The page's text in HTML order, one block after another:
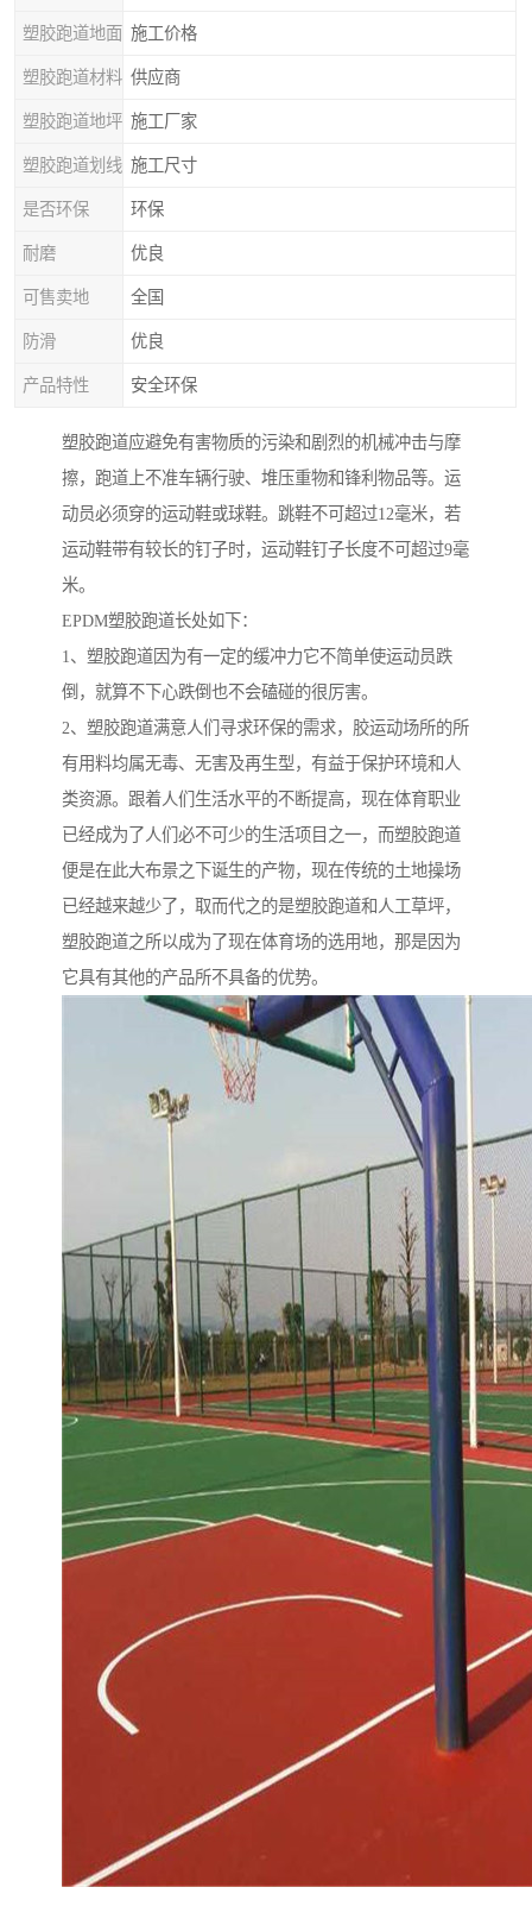
塑胶跑道地面 施工价格
塑胶跑道材料 供应商
塑胶跑道地坪 施工厂家
塑胶跑道划线 施工尺寸
是否环保 环保
耐磨 优良
可售卖地 全国
防滑 优良
产品特性 安全环保
塑胶跑道应避免有害物质的污染和剧烈的机械冲击与摩
擦，跑道上不准车辆行驶、堆压重物和锋利物品等。运
动员必须穿的运动鞋或球鞋。跳鞋不可超过12毫米，若
运动鞋带有较长的钉子时，运动鞋钉子长度不可超过9毫
米。
EPDM塑胶跑道长处如下：
1、塑胶跑道因为有一定的缓冲力它不简单使运动员跌
倒，就算不下心跌倒也不会磕碰的很厉害。
2、塑胶跑道满意人们寻求环保的需求，胶运动场所的所
有用料均属无毒、无害及再生型，有益于保护环境和人
类资源。跟着人们生活水平的不断提高，现在体育职业
已经成为了人们必不可少的生活项目之一，而塑胶跑道
便是在此大布景之下诞生的产物，现在传统的土地操场
已经越来越少了，取而代之的是塑胶跑道和人工草坪，
塑胶跑道之所以成为了现在体育场的选用地，那是因为
它具有其他的产品所不具备的优势。